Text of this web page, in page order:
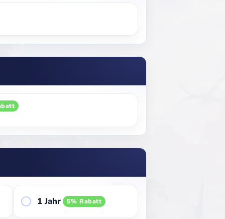
1 Jahr 5% Rabatt